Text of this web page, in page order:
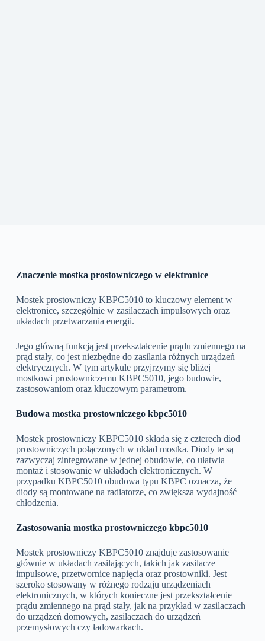
Znaczenie mostka prostowniczego w elektronice
Mostek prostowniczy KBPC5010 to kluczowy element w
elektronice, szczególnie w zasilaczach impulsowych oraz
układach przetwarzania energii.
Jego główną funkcją jest przekształcenie prądu zmiennego na
prąd stały, co jest niezbędne do zasilania różnych urządzeń
elektrycznych. W tym artykule przyjrzymy się bliżej
mostkowi prostowniczemu KBPC5010, jego budowie,
zastosowaniom oraz kluczowym parametrom.
Budowa mostka prostowniczego kbpc5010
Mostek prostowniczy KBPC5010 składa się z czterech diod
prostowniczych połączonych w układ mostka. Diody te są
zazwyczaj zintegrowane w jednej obudowie, co ułatwia
montaż i stosowanie w układach elektronicznych. W
przypadku KBPC5010 obudowa typu KBPC oznacza, że
diody są montowane na radiatorze, co zwiększa wydajność
chłodzenia.
Zastosowania mostka prostowniczego kbpc5010
Mostek prostowniczy KBPC5010 znajduje zastosowanie
głównie w układach zasilających, takich jak zasilacze
impulsowe, przetwornice napięcia oraz prostowniki. Jest
szeroko stosowany w różnego rodzaju urządzeniach
elektronicznych, w których konieczne jest przekształcenie
prądu zmiennego na prąd stały, jak na przykład w zasilaczach
do urządzeń domowych, zasilaczach do urządzeń
przemysłowych czy ładowarkach.